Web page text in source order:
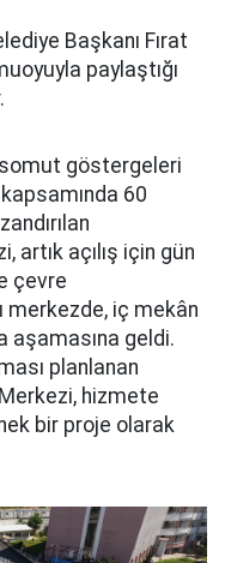
Başkanı Fırat
paylaştığı
somut göstergeleri
60
artık açılış için gün
çevre
merkezde, iç mekân
geldi.
planlanan
hizmete
bir proje olarak